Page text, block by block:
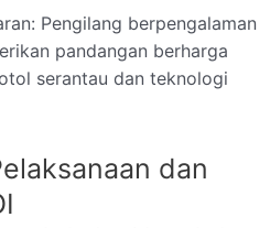
Pengilang berpengalaman
pandangan berharga
serantau dan teknologi
dan